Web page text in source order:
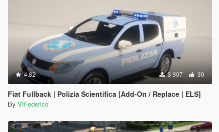
4.82 3 907 30
Fiat Fullback | Polizia Scientifica [Add-On / Replace | ELS]
By VIFederico